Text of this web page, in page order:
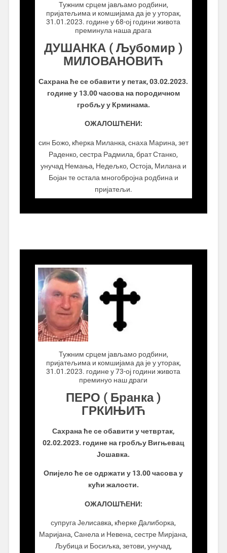
Тужним срцем јављамо родбини,
пријатељима и комшијама да је у уторак,
31.01.2023. године у 68-ој години живота
преминула наша драга
ДУШАНКА ( Љубомир )
МИЛОВАНОВИЋ
Сахрана ће се обавити у петак, 03.02.2023.
године у 13.00 часова на породичном
гробљу у Крминама.
ОЖАЛОШЋЕНИ:
син Божо, кћерка Миланка, снаха Марина, зет
Раденко, сестра Радмила, брат Станко,
унучад Немања, Недељко, Остоја, Милана и
Бојан те остала многобројна родбина и
пријатељи.
Тужним срцем јављамо родбини,
пријатељима и комшијама да је у уторак,
31.01.2023. године у 73-ој години живота
преминуо наш драги
ПЕРО ( Бранка )
ГРКИЊИЋ
Сахрана ће се обавити у четвртак,
02.02.2023. године на гробљу Вигњевац
Јошавка.
Опијело ће се одржати у 13.00 часова у
кући жалости.
ОЖАЛОШЋЕНИ:
супруга Јелисавка, кћерке Далиборка,
Маријана, Санела и Невена, сестре Мирјана,
Љубица и Босиљка, зетови, унучад,